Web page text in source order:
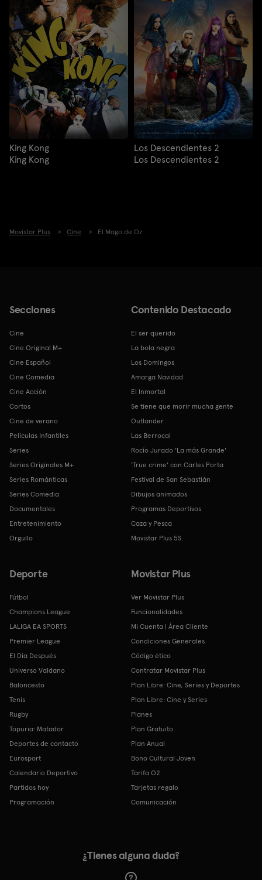
King Kong
King Kong
Los Descendientes 2
Los Descendientes 2
Movistar Plus Cine El Mago de Oz
Secciones
Cine
Cine Original M+
Cine Español
Cine Comedia
Cine Acción
Cortos
Cine de verano
Películas Infantiles
Series
Series Originales M+
Series Románticas
Series Comedia
Documentales
Entretenimiento
Orgullo
Contenido Destacado
El ser querido
La bola negra
Los Domingos
Amarga Navidad
El Inmortal
Se tiene que morir mucha gente
Outlander
Las Berrocal
Rocío Jurado 'La más Grande'
'True crime' con Carles Porta
Festival de San Sebastián
Dibujos animados
Programas Deportivos
Caza y Pesca
Movistar Plus 5S
Deporte
Fútbol
Champions League
LALIGA EA SPORTS
Premier League
El Día Después
Universo Valdano
Baloncesto
Tenis
Rugby
Topuria: Matador
Deportes de contacto
Eurosport
Calendario Deportivo
Partidos hoy
Programación
Movistar Plus
Ver Movistar Plus
Funcionalidades
Mi Cuenta | Área Cliente
Condiciones Generales
Código ético
Contratar Movistar Plus
Plan Libre: Cine, Series y Deportes
Plan Libre: Cine y Series
Planes
Plan Gratuito
Plan Anual
Bono Cultural Joven
Tarifa O2
Tarjetas regalo
Comunicación
¿Tienes alguna duda?